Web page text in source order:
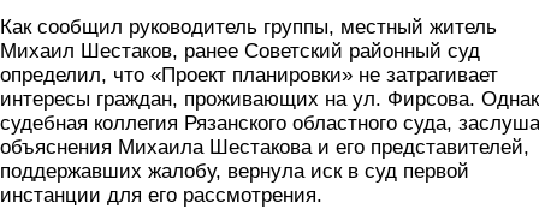
Как сообщил руководитель группы, местный житель
Михаил Шестаков, ранее Советский районный суд
определил, что «Проект планировки» не затрагивает
интересы граждан, проживающих на ул. Фирсова.
судебная коллегия Рязанского областного суда,
объяснения Михаила Шестакова и его представителей,
поддержавших жалобу, вернула иск в суд первой
инстанции для его рассмотрения.